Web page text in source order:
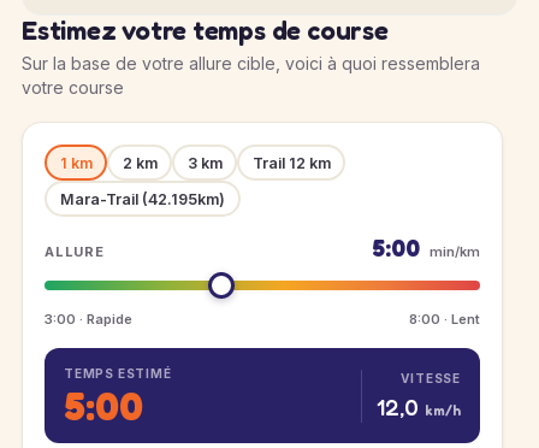
Estimez votre temps de course
Sur la base de votre allure cible, voici à quoi ressemblera
votre course
1 km 2 km 3 km
Trail 12 km
Mara-Trail (42.195km)
ALLURE 5:00 min/km
3:00 · Rapide 8:00 · Lent
TEMPS ESTIMÉ
5:00
VITESSE
12,0 km/h